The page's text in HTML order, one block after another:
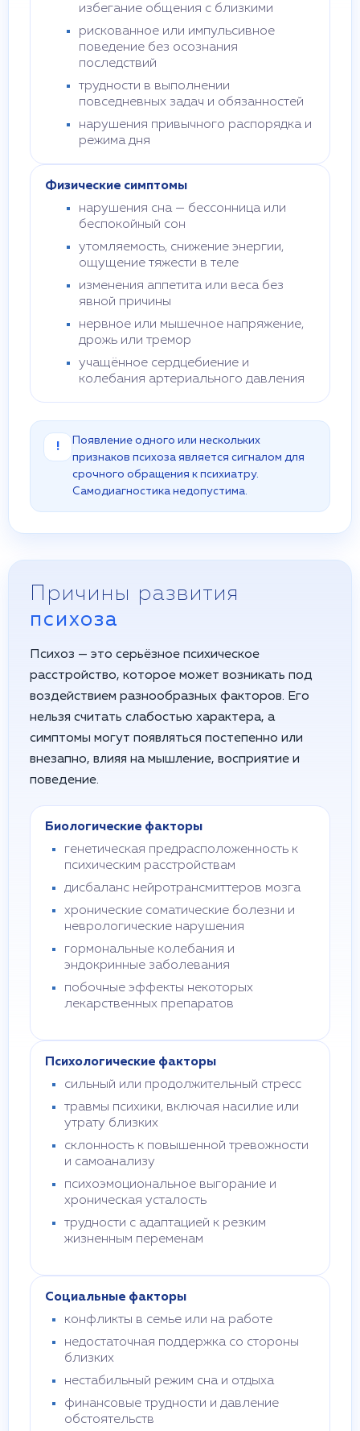
избегание общения с близкими
рискованное или импульсивное
поведение без осознания
последствий
трудности в выполнении
повседневных задач и обязанностей
нарушения привычного распорядка и
режима дня
Физические симптомы
нарушения сна — бессонница или
беспокойный сон
утомляемость, снижение энергии,
ощущение тяжести в теле
изменения аппетита или веса без
явной причины
нервное или мышечное напряжение,
дрожь или тремор
учащённое сердцебиение и
колебания артериального давления
!
Появление одного или нескольких
признаков психоза является сигналом для
срочного обращения к психиатру.
Самодиагностика недопустима.
Причины развития
психоза
Психоз — это серьёзное психическое
расстройство, которое может возникать под
воздействием разнообразных факторов. Его
нельзя считать слабостью характера, а
симптомы могут появляться постепенно или
внезапно, влияя на мышление, восприятие и
поведение.
Биологические факторы
генетическая предрасположенность к
психическим расстройствам
дисбаланс нейротрансмиттеров мозга
хронические соматические болезни и
неврологические нарушения
гормональные колебания и
эндокринные заболевания
побочные эффекты некоторых
лекарственных препаратов
Психологические факторы
сильный или продолжительный стресс
травмы психики, включая насилие или
утрату близких
склонность к повышенной тревожности
и самоанализу
психоэмоциональное выгорание и
хроническая усталость
трудности с адаптацией к резким
жизненным переменам
Социальные факторы
конфликты в семье или на работе
недостаточная поддержка со стороны
близких
нестабильный режим сна и отдыха
финансовые трудности и давление
обстоятельств